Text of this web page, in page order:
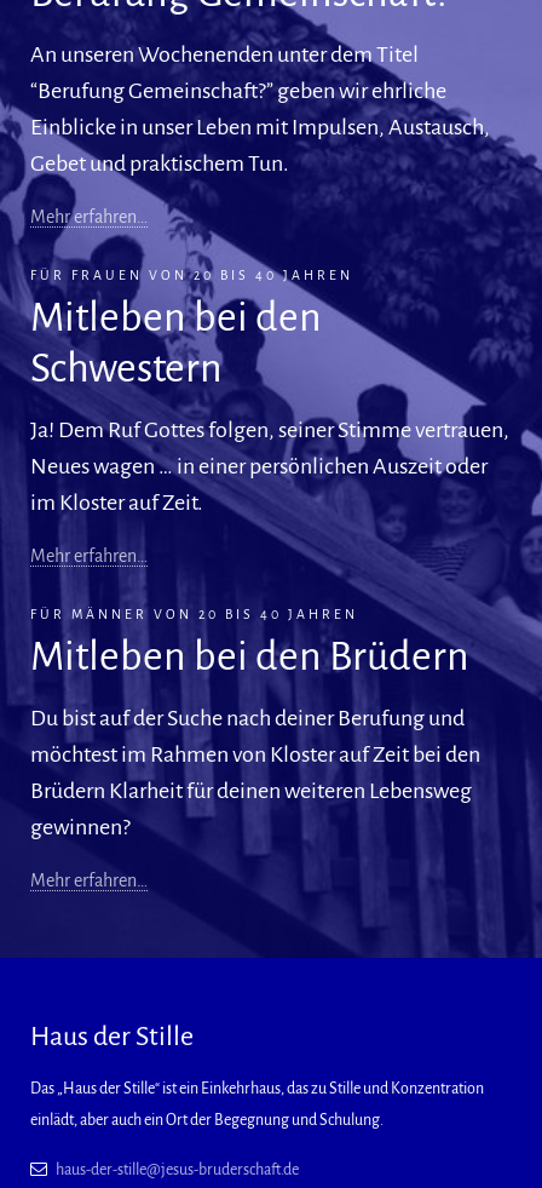
An unseren Wochenenden unter dem Titel
“Berufung Gemeinschaft?” geben wir ehrliche
Einblicke in unser Leben mit Impulsen, Austausch,
Gebet und praktischem Tun.
Mehr erfahren…
FÜR FRAUEN VON 20 BIS 40 JAHREN
Mitleben bei den
Schwestern
Ja! Dem Ruf Gottes folgen, seiner Stimme vertrauen,
Neues wagen … in einer persönlichen Auszeit oder
im Kloster auf Zeit.
Mehr erfahren…
FÜR MÄNNER VON 20 BIS 40 JAHREN
Mitleben bei den Brüdern
Du bist auf der Suche nach deiner Berufung und
möchtest im Rahmen von Kloster auf Zeit bei den
Brüdern Klarheit für deinen weiteren Lebensweg
gewinnen?
Mehr erfahren…
Haus der Stille
Das „Haus der Stille“ ist ein Einkehrhaus, das zu Stille und Konzentration
einlädt, aber auch ein Ort der Begegnung und Schulung.
haus-der-stille@jesus-bruderschaft.de